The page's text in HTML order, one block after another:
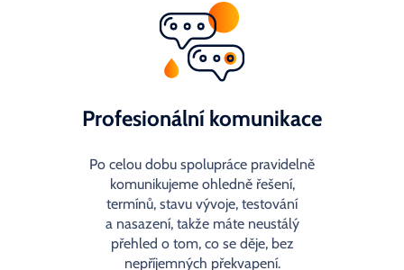
Profesionální komunikace
Po celou dobu spolupráce pravidelně
komunikujeme ohledně řešení,
termínů, stavu vývoje, testování
a nasazení, takže máte neustálý
přehled o tom, co se děje, bez
nepříjemných překvapení.